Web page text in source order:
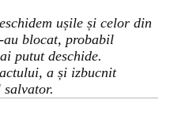
ușile și celor din
au blocat, probabil
putut deschide.
a și izbucnit